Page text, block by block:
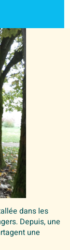
dans les
Depuis, une
une